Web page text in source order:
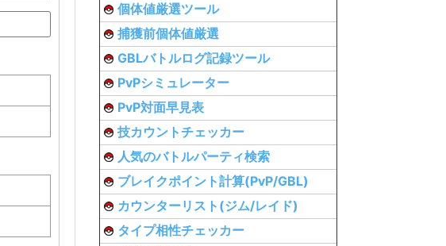
個体値厳選ツール
捕獲前個体値厳選
GBLバトルログ記録ツール
PvPシミュレーター
PvP対面早見表
技カウントチェッカー
人気のバトルパーティ検索
ブレイクポイント計算(PvP/GBL)
カウンターリスト(ジム/レイド)
タイプ相性チェッカー